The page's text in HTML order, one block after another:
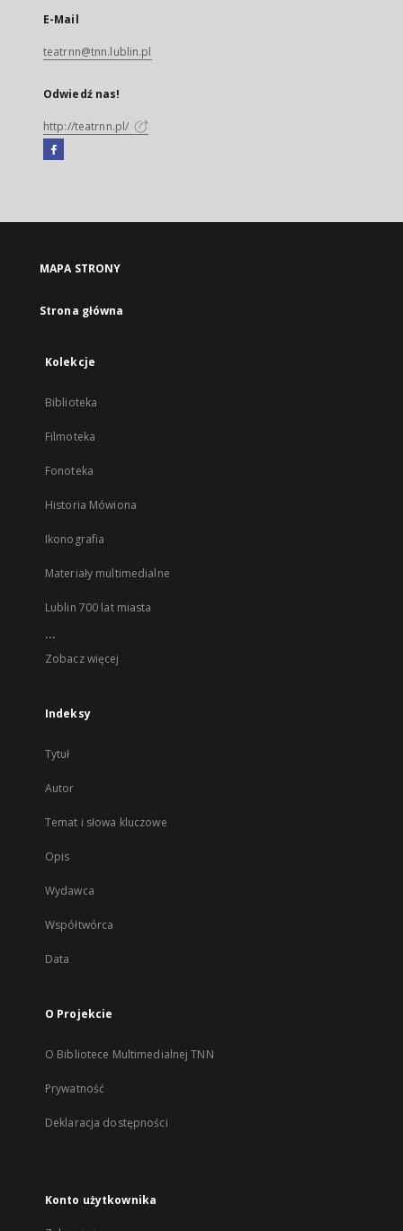
E-Mail
teatrnn@tnn.lublin.pl
Odwiedź nas!
http://teatrnn.pl/
Facebook
się
karcie
MAPA STRONY
Strona główna
Kolekcje
Biblioteka
Filmoteka
Fonoteka
Historia Mówiona
Ikonografia
Materiały multimedialne
Lublin 700 lat miasta
...
Zobacz więcej
Indeksy
Tytuł
Autor
Temat i słowa kluczowe
Opis
Wydawca
Współtwórca
Data
O Projekcie
O Bibliotece Multimedialnej TNN
Prywatność
Deklaracja dostępności
Konto użytkownika